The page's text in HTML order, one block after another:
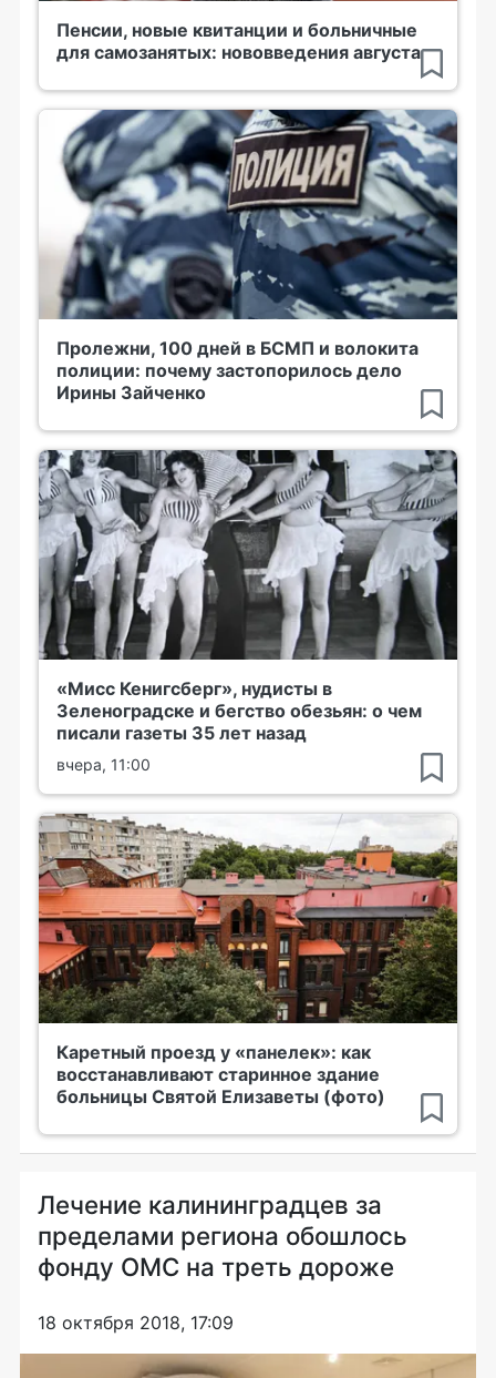
Пенсии, новые квитанции и больничные
для самозанятых: нововведения августа
Пролежни, 100 дней в БСМП и волокита
полиции: почему застопорилось дело
Ирины Зайченко
«Мисс Кенигсберг», нудисты в
Зеленоградске и бегство обезьян: о чем
писали газеты 35 лет назад
вчера, 11:00
Каретный проезд у «панелек»: как
восстанавливают старинное здание
больницы Святой Елизаветы (фото)
Лечение калининградцев за
пределами региона обошлось
фонду ОМС на треть дороже
18 октября 2018, 17:09